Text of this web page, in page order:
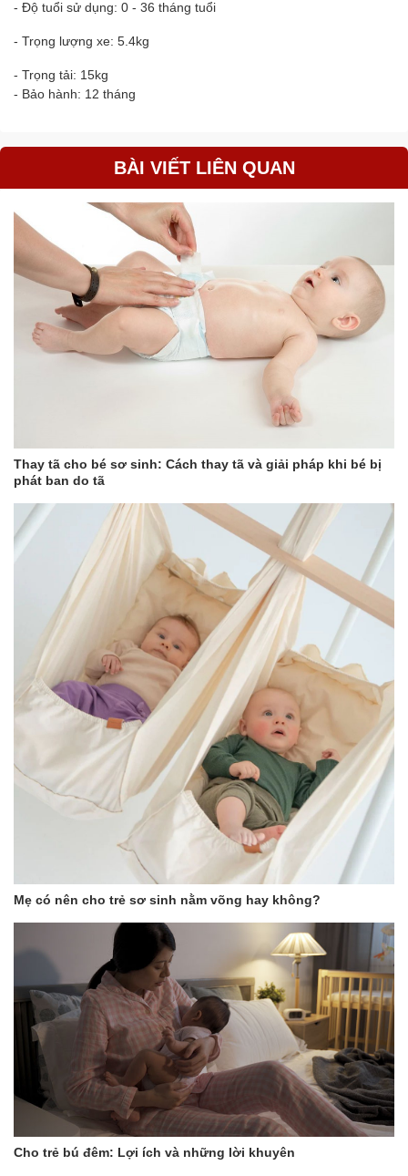
- Độ tuổi sử dụng: 0 - 36 tháng tuổi
- Trọng lượng xe: 5.4kg
- Trọng tải: 15kg
- Bảo hành: 12 tháng
BÀI VIẾT LIÊN QUAN
Thay tã cho bé sơ sinh: Cách thay tã và giải pháp khi bé bị
phát ban do tã
Mẹ có nên cho trẻ sơ sinh nằm võng hay không?
Cho trẻ bú đêm: Lợi ích và những lời khuyên